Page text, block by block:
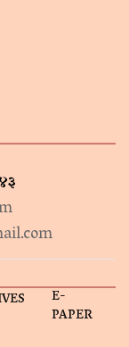
E-
PAPER